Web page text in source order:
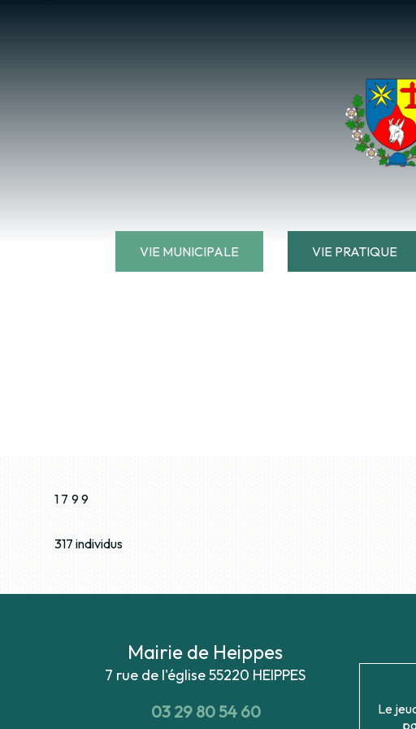
VIE MUNICIPALE VIE PRATIQUE
1799
317 individus
Mairie de Heippes
7 rue de l'église55220 HEIPPES
03 29 80 54 60
Le